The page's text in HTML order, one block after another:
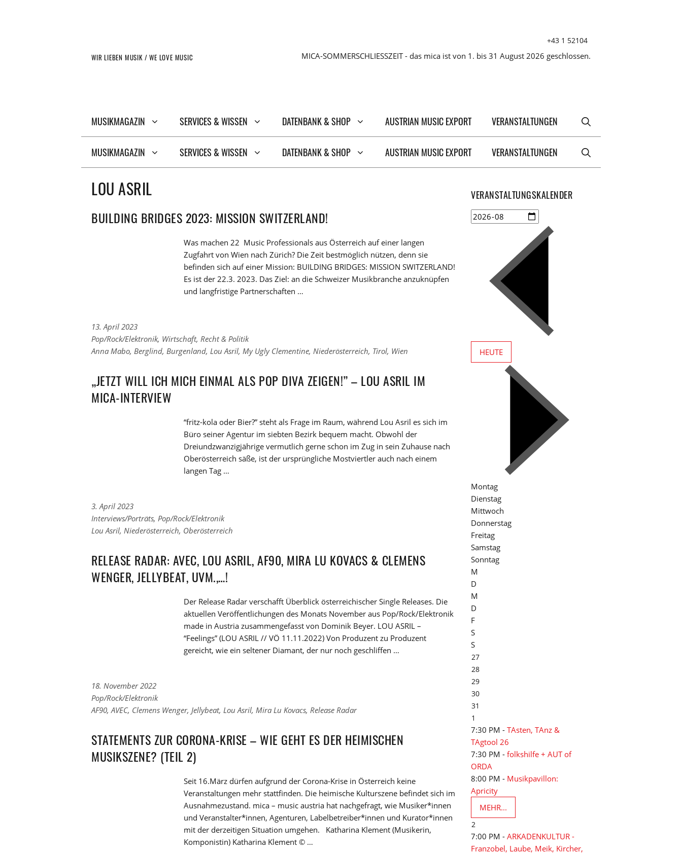
+43 1 52104
WIR LIEBEN MUSIK / WE LOVE MUSIC MICA-SOMMERSCHLIESSZEIT - das mica ist von 1. bis 31 August 2026 geschlossen.
MUSIKMAGAZIN SERVICES & WISSEN DATENBANK & SHOP AUSTRIAN MUSIC EXPORT VERANSTALTUNGEN
MUSIKMAGAZIN SERVICES & WISSEN DATENBANK & SHOP AUSTRIAN MUSIC EXPORT VERANSTALTUNGEN
LOU ASRIL
BUILDING BRIDGES 2023: MISSION SWITZERLAND!
Was machen 22 Music Professionals aus Österreich auf einer langen
Zugfahrt von Wien nach Zürich? Die Zeit bestmöglich nützen, denn sie
befinden sich auf einer Mission: BUILDING BRIDGES: MISSION SWITZERLAND!
Es ist der 22.3. 2023. Das Ziel: an die Schweizer Musikbranche anzuknüpfen
und langfristige Partnerschaften …
13. April 2023
Links
zu
Kategorien
Pop/Rock/Elektronik, Wirtschaft, Recht & Politik
Links
den
Tags
Anna Mabo, Berglind, Burgenland, Lou Asril, My Ugly Clementine, Niederösterreich, Tirol, Wien
„JETZT WILL ICH MICH EINMAL ALS POP DIVA ZEIGEN!” – LOU ASRIL IM
MICA-INTERVIEW
“fritz-kola oder Bier?” steht als Frage im Raum, während Lou Asril es sich im
Büro seiner Agentur im siebten Bezirk bequem macht. Obwohl der
Dreiundzwanzigjährige vermutlich gerne schon im Zug in sein Zuhause nach
Oberösterreich säße, ist der ursprüngliche Mostviertler auch nach einem
langen Tag …
3. April 2023
Links
zu
Kategorien
Interviews/Porträts, Pop/Rock/Elektronik
Links
den
Tags
Lou Asril, Niederösterreich, Oberösterreich
RELEASE RADAR: AVEC, LOU ASRIL, AF90, MIRA LU KOVACS & CLEMENS
WENGER, JELLYBEAT, UVM.,…!
Der Release Radar verschafft Überblick österreichischer Single Releases. Die
aktuellen Veröffentlichungen des Monats November aus Pop/Rock/Elektronik
made in Austria zusammengefasst von Dominik Beyer. LOU ASRIL –
“Feelings” (LOU ASRIL // VÖ 11.11.2022) Von Produzent zu Produzent
gereicht, wie ein seltener Diamant, der nur noch geschliffen …
18. November 2022
Links
zu
Kategorien
Pop/Rock/Elektronik
Links
den
Tags
AF90,AVEC, Clemens Wenger, Jellybeat, Lou Asril, Mira Lu Kovacs, Release Radar
STATEMENTS ZUR CORONA-KRISE – WIE GEHT ES DER HEIMISCHEN
MUSIKSZENE? (TEIL 2)
Seit 16.März dürfen aufgrund der Corona-Krise in Österreich keine
Veranstaltungen mehr stattfinden. Die heimische Kulturszene befindet sich im
Ausnahmezustand. mica – music austria hat nachgefragt, wie Musiker*innen
und Veranstalter*innen, Agenturen, Labelbetreiber*innen und Kurator*innen
mit der derzeitigen Situation umgehen. Katharina Klement (Musikerin,
Komponistin) Katharina Klement © …
VERANSTALTUNGSKALENDER
HEUTE
Montag
Dienstag
Mittwoch
Donnerstag
Freitag
Samstag
Sonntag
M
D
M
D
F
S
S
27
28
29
30
31
1
7:30 PM - TAsten, TAnz &
TAgtool 26
7:30 PM - folkshilfe + AUT of
ORDA
8:00 PM - Musikpavillon:
Apricity
MEHR...
2
7:00 PM - ARKADENKULTUR -
Franzobel, Laube, Meik, Kircher,